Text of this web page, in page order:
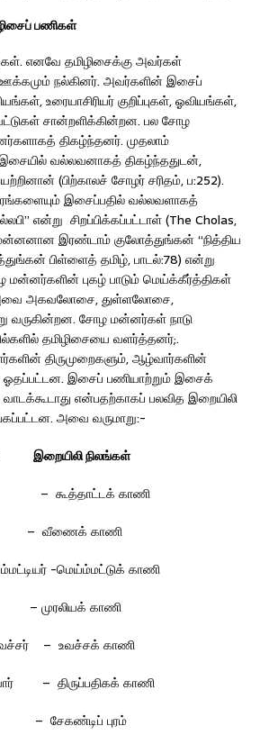
பணிகள்
எனவே தமிழிசைக்கு அவர்கள்
நல்கினர். அவர்களின் இசைப்
உரையாசிரியர் குறிப்புகள், ஓவியங்கள்,
சான்றளிக்கின்றன. பல சோழ
திகழ்ந்தனர். முதலாம்
வல்லவனாகத் திகழ்ந்ததுடன்,
(பிற்காலச் சோழர் சரிதம், ப:252).
இசைப்பதில் வல்லவளாகத்
என்று சிறப்பிக்கப்பட்டாள் (The Cholas,
இரண்டாம் குலோத்துங்கன் “நித்திய
பிள்ளைத் தமிழ், பாடல்:78) என்று
மன்னர்களின் புகழ் பாடும் மெய்க்கீர்த்திகள்
அகவலோசை, துள்ளலோசை,
வருகின்றன. சோழ மன்னர்கள் நாடு
தமிழிசையை வளர்த்தனர்;.
திருமுறைகளும், ஆழ்வார்களின்
ஓதப்பட்டன. இசைப் பணியாற்றும் இசைக்
என்பதற்காகப் பலவித இறையிலி
அவை வருமாறு:-
நிலங்கள்
– கூத்தாட்டக் காணி
– வீணைக் காணி
-மெய்ம்மட்டுக் காணி
– முரலியக் காணி
– உவச்சக் காணி
– திருப்பதிகக் காணி
சேகண்டிப் புரம்